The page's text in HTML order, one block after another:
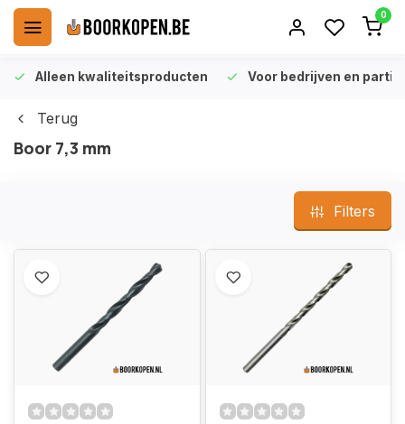
0
Alleen kwaliteitsproducten Voor bedrijven en
Terug
Boor 7,3 mm
Filters